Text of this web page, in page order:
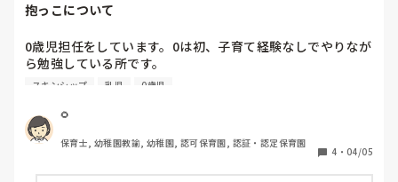
い人いるよね？とその人がやることを言うとだりましたけ
乳児期の子どもってこんなものだろうと思っていますが、違
いますかね。現場を見ていないので確かなことは難しいとは
もたちも守ってくださいm(_ _)m
抱っこについて
0歳児担任をしています。0は初、子育て経験なしでやりなが
ら勉強している所です。
6ヶ月の子がいるのですが、抱っこをすると体をのけぞって
まる抱っこがいいよと言われているのですが、しようとする
とどうしても反って大泣きです…（ ;  ; ）ミルクの時ものけ
ぞってしまい、うまくあげられない時もあります。私の不慣
スキンシップ 乳児 0歳児
🌻
保育士, 幼稚園教諭, 幼稚園, 認可保育園, 認証・認定保育園
4 ・ 04/05